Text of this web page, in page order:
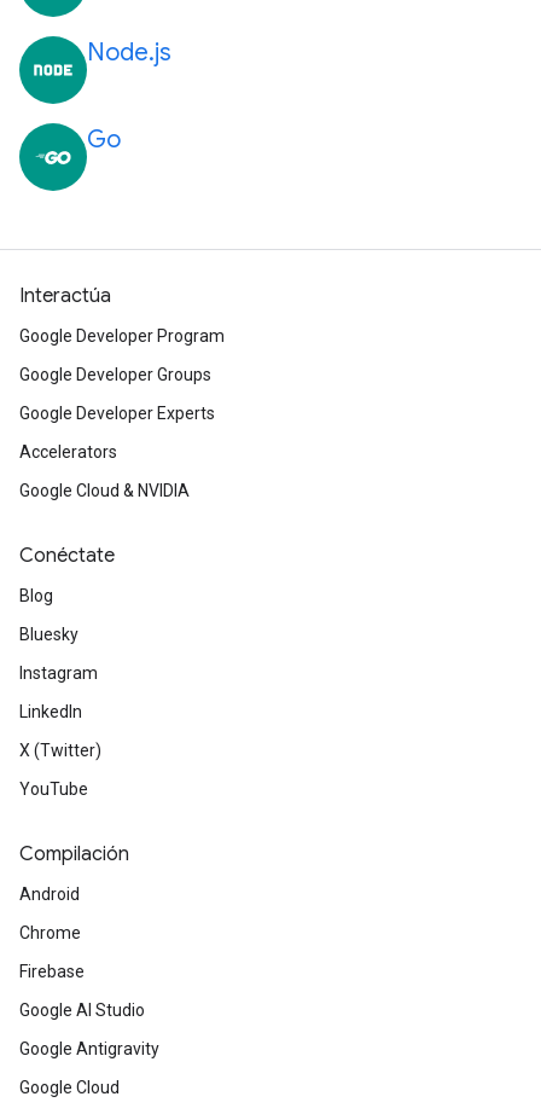
Node.js
Go
Interactúa
Google Developer Program
Google Developer Groups
Google Developer Experts
Accelerators
Google Cloud & NVIDIA
Conéctate
Blog
Bluesky
Instagram
LinkedIn
X (Twitter)
YouTube
Compilación
Android
Chrome
Firebase
Google AI Studio
Google Antigravity
Google Cloud